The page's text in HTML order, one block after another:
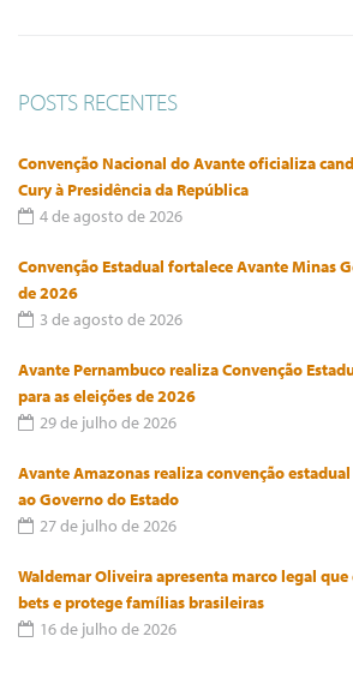
POSTS RECENTES
Convenção Nacional do Avante oficializa
Cury à Presidência da República
4 de agosto de 2026
Convenção Estadual fortalece Avante Minas
de 2026
3 de agosto de 2026
Avante Pernambuco realiza Convenção
para as eleições de 2026
29 de julho de 2026
Avante Amazonas realiza convenção
ao Governo do Estado
27 de julho de 2026
Waldemar Oliveira apresenta marco legal que
bets e protege famílias brasileiras
16 de julho de 2026